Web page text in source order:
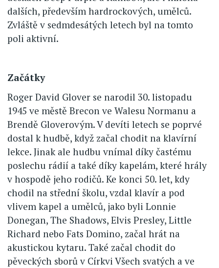
dalších, především hardrockových, umělců.
Zvláště v sedmdesátých letech byl na tomto
poli aktivní.
Začátky
Roger David Glover se narodil 30. listopadu
1945 ve městě Brecon ve Walesu Normanu a
Brendě Gloverovým. V devíti letech se poprvé
dostal k hudbě, když začal chodit na klavírní
lekce. Jinak ale hudbu vnímal díky častému
poslechu rádií a také díky kapelám, které hrály
v hospodě jeho rodičů. Ke konci 50. let, kdy
chodil na střední školu, vzdal klavír a pod
vlivem kapel a umělců, jako byli Lonnie
Donegan, The Shadows, Elvis Presley, Little
Richard nebo Fats Domino, začal hrát na
akustickou kytaru. Také začal chodit do
pěveckých sborů v Církvi Všech svatých a ve